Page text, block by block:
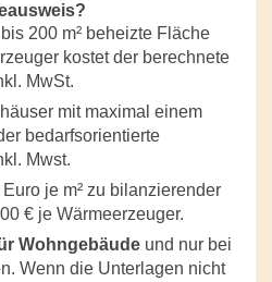
200 m² beheizte Fläche
kostet der berechnete
MwSt.
mit maximal einem
bedarfsorientierte
Mwst.
je m² zu bilanzierender
€ je Wärmeerzeuger.
Wohngebäude und nur bei
Wenn die Unterlagen nicht